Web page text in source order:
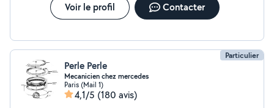
Voir le profil Contacter
Particulier
Perle Perle
Mecanicien chez mercedes
Paris (Mail 1)
4,1/5 (180 avis)